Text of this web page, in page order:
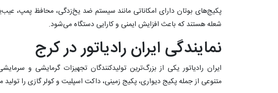
پکیج‌های بوتان دارای امکاناتی مانند سیستم ضد یخ‌زدگی، محافظ پمپ،
شعله هستند که باعث افزایش ایمنی و کارایی دستگاه می‌شود.
نمایندگی ایران رادیاتور در کرج
ایران رادیاتور یکی از بزرگ‌ترین تولیدکنندگان تجهیزات گرمایشی و
متنوعی از جمله پکیج دیواری، پکیج زمینی، داکت اسپلیت و کولر گازی را تولید